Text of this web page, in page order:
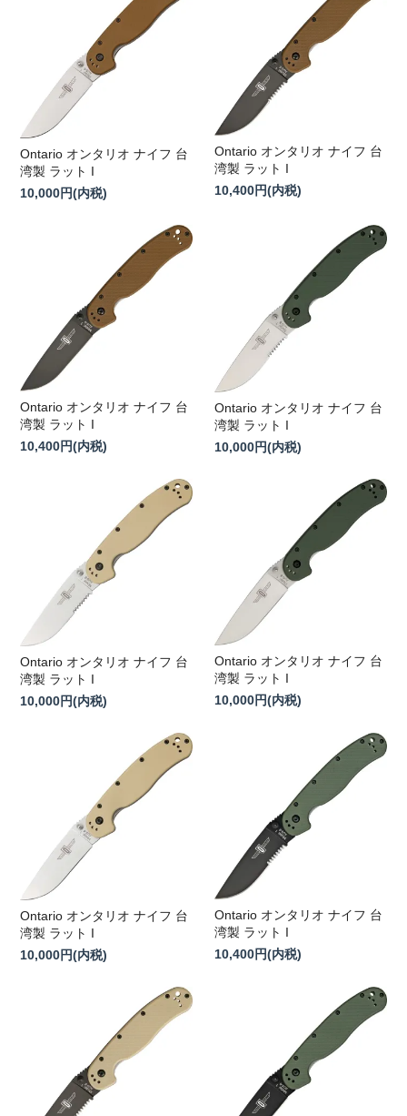
Ontario オンタリオ ナイフ 台
湾製 ラット I
10,000円(内税)
Ontario オンタリオ ナイフ 台
湾製 ラット I
10,400円(内税)
Ontario オンタリオ ナイフ 台
湾製 ラット I
10,400円(内税)
Ontario オンタリオ ナイフ 台
湾製 ラット I
10,000円(内税)
Ontario オンタリオ ナイフ 台
湾製 ラット I
10,000円(内税)
Ontario オンタリオ ナイフ 台
湾製 ラット I
10,000円(内税)
Ontario オンタリオ ナイフ 台
湾製 ラット I
10,000円(内税)
Ontario オンタリオ ナイフ 台
湾製 ラット I
10,400円(内税)